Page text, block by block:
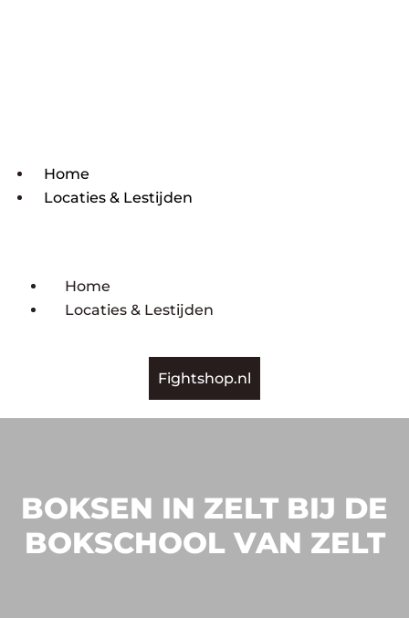
Home
Locaties & Lestijden
Home
Locaties & Lestijden
Fightshop.nl
BOKSEN IN ZELT BIJ DE
BOKSCHOOL VAN ZELT